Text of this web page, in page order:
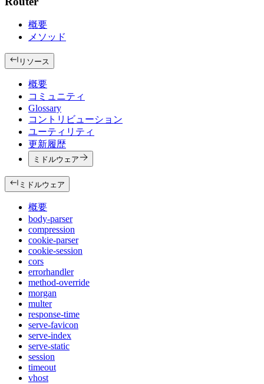
概要
メソッド
リソース
概要
コミュニティ
Glossary
コントリビューション
ユーティリティ
更新履歴
ミドルウェア
ミドルウェア
概要
body-parser
compression
cookie-parser
cookie-session
cors
errorhandler
method-override
morgan
multer
response-time
serve-favicon
serve-index
serve-static
session
timeout
vhost